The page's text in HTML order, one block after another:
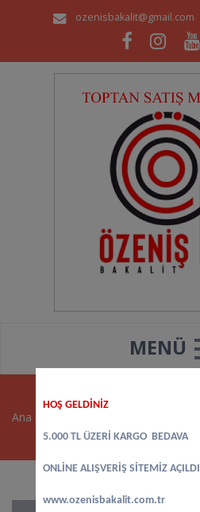
ozenisbakalit@gmail.com
MENÜ
Ana sayfa
HOŞ GELDİNİZ
5.000 TL ÜZERİ KARGO BEDAVA
ONLİNE ALIŞVERİŞ SİTEMİZ AÇILDI
www.ozenisbakalit.com.tr